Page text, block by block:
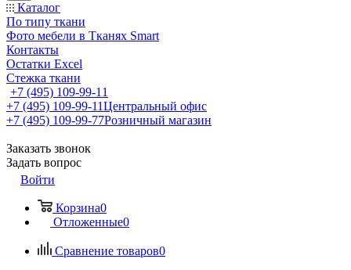
Каталог
По типу ткани
Фото мебели в Тканях Smart
Контакты
Остатки Excel
Стежка ткани
+7 (495) 109-99-11
+7 (495) 109-99-11Центральный офис
+7 (495) 109-99-77Розничный магазин
Заказать звонок
Задать вопрос
Войти
Корзина0
Отложенные0
Сравнение товаров0